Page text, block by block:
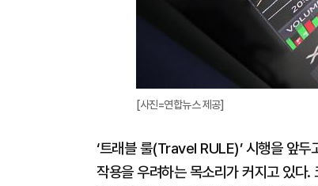
[사진=연합뉴스 제공]
‘트래블 룰(Travel RULE)’ 시행을 앞
작용을 우려하는 목소리가 커지고 있다